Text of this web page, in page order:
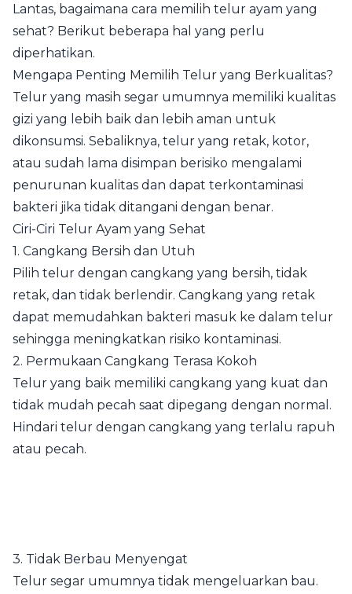
Lantas, bagaimana cara memilih telur ayam yang
sehat? Berikut beberapa hal yang perlu
diperhatikan.
Mengapa Penting Memilih Telur yang Berkualitas?
Telur yang masih segar umumnya memiliki kualitas
gizi yang lebih baik dan lebih aman untuk
dikonsumsi. Sebaliknya, telur yang retak, kotor,
atau sudah lama disimpan berisiko mengalami
penurunan kualitas dan dapat terkontaminasi
bakteri jika tidak ditangani dengan benar.
Ciri-Ciri Telur Ayam yang Sehat
1. Cangkang Bersih dan Utuh
Pilih telur dengan cangkang yang bersih, tidak
retak, dan tidak berlendir. Cangkang yang retak
dapat memudahkan bakteri masuk ke dalam telur
sehingga meningkatkan risiko kontaminasi.
2. Permukaan Cangkang Terasa Kokoh
Telur yang baik memiliki cangkang yang kuat dan
tidak mudah pecah saat dipegang dengan normal.
Hindari telur dengan cangkang yang terlalu rapuh
atau pecah.
3. Tidak Berbau Menyengat
Telur segar umumnya tidak mengeluarkan bau.